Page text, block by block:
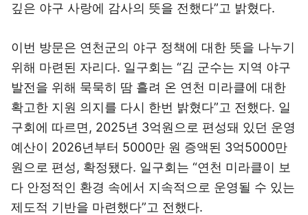
깊은 야구 사랑에 감사의 뜻을 전했다”고 밝혔다.
이번 방문은 연천군의 야구 정책에 대한 뜻을 나누기
위해 마련된 자리다. 일구회는 “김 군수는 지역 야구
발전을 위해 묵묵히 땀 흘려 온 연천 미라클에 대한
확고한 지원 의지를 다시 한번 밝혔다”고 전했다. 일
구회에 따르면, 2025년 3억원으로 편성돼 있던 운영
예산이 2026년부터 5000만 원 증액된 3억5000만
원으로 편성, 확정됐다. 일구회는 “연천 미라클이 보
다 안정적인 환경 속에서 지속적으로 운영될 수 있는
제도적 기반을 마련했다”고 전했다.